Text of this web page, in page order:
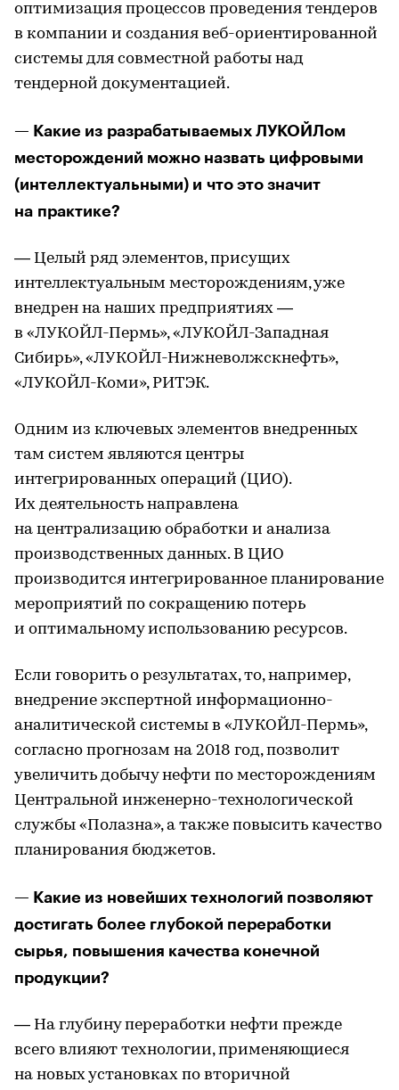
оптимизация процессов проведения тендеров
в компании и создания веб-ориентированной
системы для совместной работы над
тендерной документацией.
— Какие из разрабатываемых ЛУКОЙЛом
месторождений можно назвать цифровыми
(интеллектуальными) и что это значит
на практике?
— Целый ряд элементов, присущих
интеллектуальным месторождениям, уже
внедрен на наших предприятиях —
в «ЛУКОЙЛ-Пермь», «ЛУКОЙЛ-Западная
Сибирь», «ЛУКОЙЛ-Нижневолжскнефть»,
«ЛУКОЙЛ-Коми», РИТЭК.
Одним из ключевых элементов внедренных
там систем являются центры
интегрированных операций (ЦИО).
Их деятельность направлена
на централизацию обработки и анализа
производственных данных. В ЦИО
производится интегрированное планирование
мероприятий по сокращению потерь
и оптимальному использованию ресурсов.
Если говорить о результатах, то, например,
внедрение экспертной информационно-
аналитической системы в «ЛУКОЙЛ-Пермь»,
согласно прогнозам на 2018 год, позволит
увеличить добычу нефти по месторождениям
Центральной инженерно-технологической
службы «Полазна», а также повысить качество
планирования бюджетов.
— Какие из новейших технологий позволяют
достигать более глубокой переработки
сырья, повышения качества конечной
продукции?
— На глубину переработки нефти прежде
всего влияют технологии, применяющиеся
на новых установках по вторичной